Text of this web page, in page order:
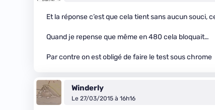
Et la réponse c’est que cela tient sans aucun souci,
Quand je repense que même en 480 cela bloquait…
Par contre on est obligé de faire le test sous chrome
Winderly
Le 27/03/2015 à 16h16